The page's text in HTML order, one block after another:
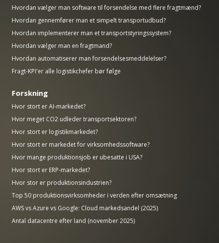
Hvordan vælger man software til forsendelse med flere fragtmænd?
Hvordan gennemfører man et simpelt transportudbud?
Hvordan implementerer man et transportstyringssystem?
Hvordan vælger man en fragtmand?
Hvordan automatiserer man forsendelsesmeddelelser?
Fragt-KPI'er alle logistikchefer bør følge
Forskning
Hvor stort er AI-markedet?
Hvor meget CO2 udleder transportsektoren?
Hvor stort er logistikmarkedet?
Hvor stort er markedet for virksomhedssoftware?
Hvor mange produktionsjob er ubesatte i USA?
Hvor stort er ERP-markedet?
Hvor stor er produktionsindustrien?
Top 50 produktionsvirksomheder i verden efter omsætning
AWS vs Azure vs Google: Cloud markedsandel (2025)
Antal datacentre efter land (november 2025)